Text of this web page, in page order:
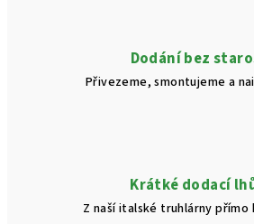
Dodání bez
Přivezeme, smontujeme a
Krátké dodací
Z naší italské truhlárny přímo